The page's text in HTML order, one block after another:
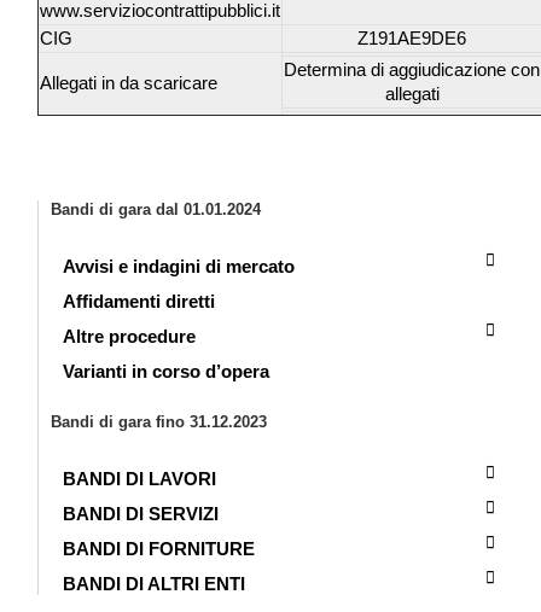
www.serviziocontrattipubblici.it
CIG
Z191AE9DE6
Allegati in da scaricare
Determina di aggiudicazione con
allegati
Bandi di gara dal 01.01.2024
Avvisi e indagini di mercato
Affidamenti diretti
Altre procedure
Varianti in corso d’opera
Bandi di gara fino 31.12.2023
BANDI DI LAVORI
BANDI DI SERVIZI
BANDI DI FORNITURE
BANDI DI ALTRI ENTI